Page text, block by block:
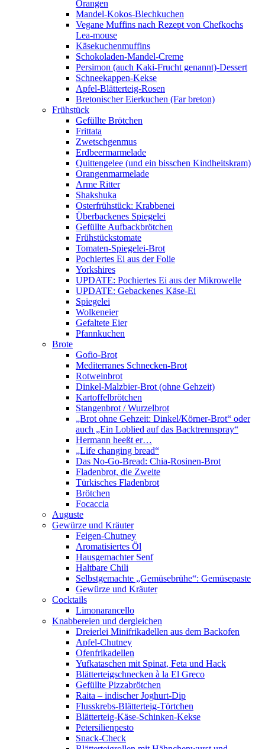
Orangen
Mandel-Kokos-Blechkuchen
Vegane Muffins nach Rezept von Chefkochs
Lea-mouse
Käsekuchenmuffins
Schokoladen-Mandel-Creme
Persimon (auch Kaki-Frucht genannt)-Dessert
Schneekappen-Kekse
Apfel-Blätterteig-Rosen
Bretonischer Eierkuchen (Far breton)
Frühstück
Gefüllte Brötchen
Frittata
Zwetschgenmus
Erdbeermarmelade
Quittengelee (und ein bisschen Kindheitskram)
Orangenmarmelade
Arme Ritter
Shakshuka
Osterfrühstück: Krabbenei
Überbackenes Spiegelei
Gefüllte Aufbackbrötchen
Frühstückstomate
Tomaten-Spiegelei-Brot
Pochiertes Ei aus der Folie
Yorkshires
UPDATE: Pochiertes Ei aus der Mikrowelle
UPDATE: Gebackenes Käse-Ei
Spiegelei
Wolkeneier
Gefaltete Eier
Pfannkuchen
Brote
Gofio-Brot
Mediterranes Schnecken-Brot
Rotweinbrot
Dinkel-Malzbier-Brot (ohne Gehzeit)
Kartoffelbrötchen
Stangenbrot / Wurzelbrot
„Brot ohne Gehzeit: Dinkel/Körner-Brot“ oder
auch „Ein Loblied auf das Backtrennspray“
Hermann heeßt er…
„Life changing bread“
Das No-Go-Bread: Chia-Rosinen-Brot
Fladenbrot, die Zweite
Türkisches Fladenbrot
Brötchen
Focaccia
Auguste
Gewürze und Kräuter
Feigen-Chutney
Aromatisiertes Öl
Hausgemachter Senf
Haltbare Chili
Selbstgemachte „Gemüsebrühe“: Gemüsepaste
Gewürze und Kräuter
Cocktails
Limonarancello
Knabbereien und dergleichen
Dreierlei Minifrikadellen aus dem Backofen
Apfel-Chutney
Ofenfrikadellen
Yufkataschen mit Spinat, Feta und Hack
Blätterteigschnecken à la El Greco
Gefüllte Pizzabrötchen
Raita – indischer Joghurt-Dip
Flusskrebs-Blätterteig-Törtchen
Blätterteig-Käse-Schinken-Kekse
Petersilienpesto
Snack-Check